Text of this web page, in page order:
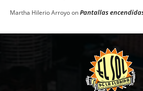
Martha Hilerio ArroyoonPantallas